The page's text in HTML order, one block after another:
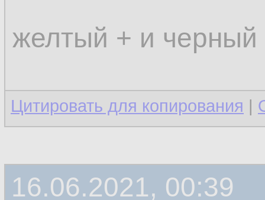
желтый + и черный
Цитировать для копирования |
16.06.2021, 00:39